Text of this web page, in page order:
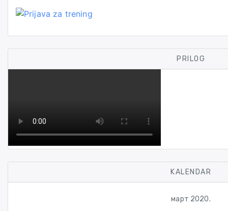
PRILOG
KALENDAR
март 2020.